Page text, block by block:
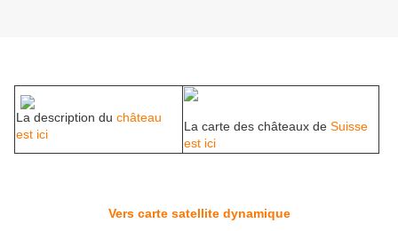
La description du château
est ici
La carte des châteaux de Suisse
est ici
Vers carte satellite dynamique